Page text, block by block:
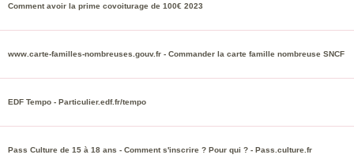
Comment avoir la prime covoiturage de 100€ 2023
www.carte-familles-nombreuses.gouv.fr - Commander la carte famille nombreuse SNCF
EDF Tempo - Particulier.edf.fr/tempo
Pass Culture de 15 à 18 ans - Comment s'inscrire ? Pour qui ? - Pass.culture.fr